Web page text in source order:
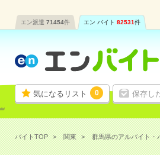
エン派遣 71454件 エン バイト 82531件
気になるリスト 0 保存し
バイトTOP 関東 群馬県のアルバイト・